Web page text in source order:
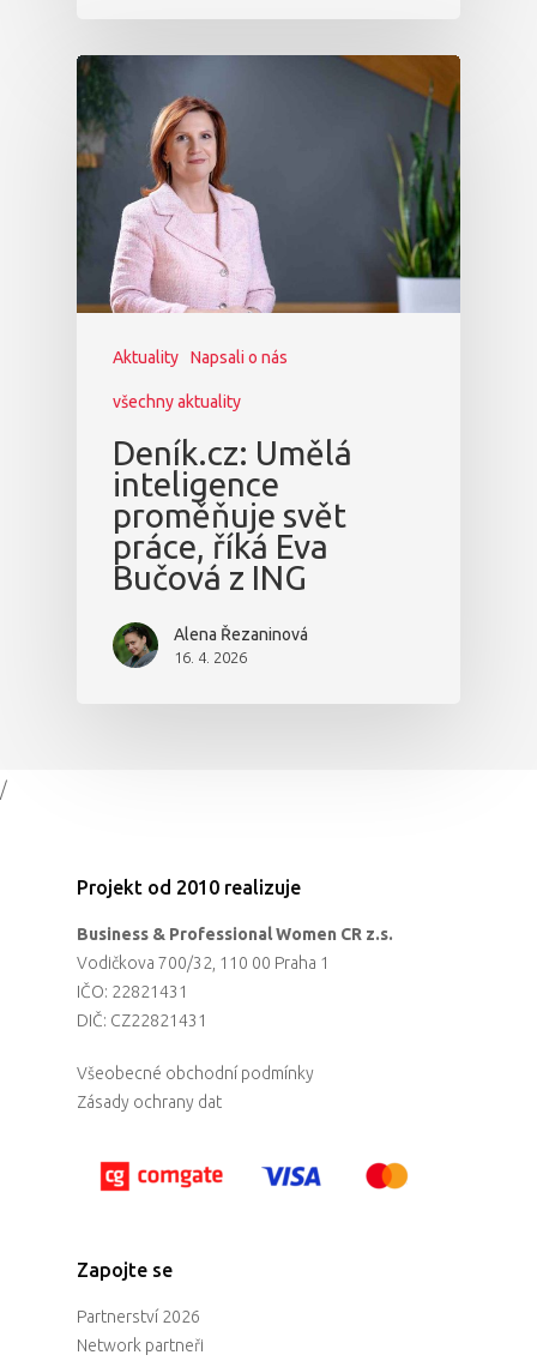
Aktuality Napsali o nás
všechny aktuality
Deník.cz: Umělá
inteligence
proměňuje svět
práce, říká Eva
Bučová z ING
Alena Řezaninová
16. 4. 2026
/
Projekt od 2010 realizuje
Business & Professional Women CR z.s.
Vodičkova 700/32, 110 00 Praha 1
IČO: 22821431
DIČ: CZ22821431
Všeobecné obchodní podmínky
Zásady ochrany dat
Zapojte se
Partnerství 2026
Network partneři